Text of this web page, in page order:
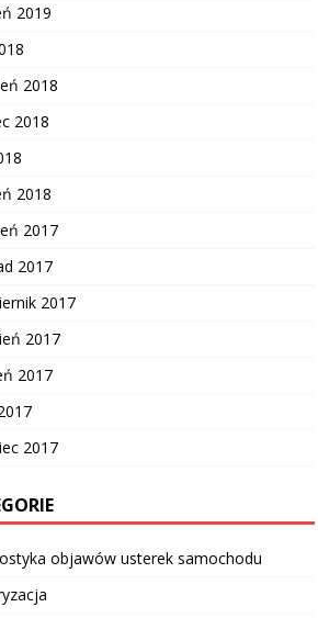
2019
2018
2018
2018
2017
2017
2017
2017
2017
2017
objawów usterek samochodu